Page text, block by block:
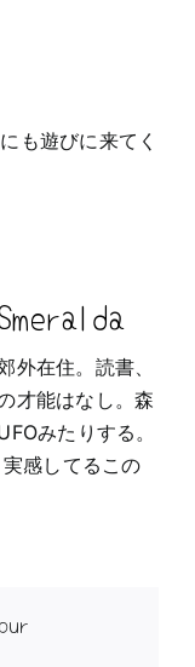
にも遊びに来てく
外在住。読書、
才能はなし。森
みたりする。
感してるこの